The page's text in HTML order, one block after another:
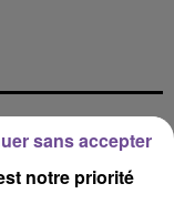
notre priorité
sans accepter